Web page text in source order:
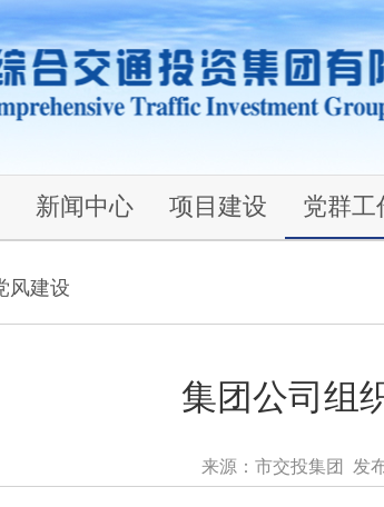
新闻中心 项目建设 党群工
风建设
集团公司组
来源：市交投集团 发